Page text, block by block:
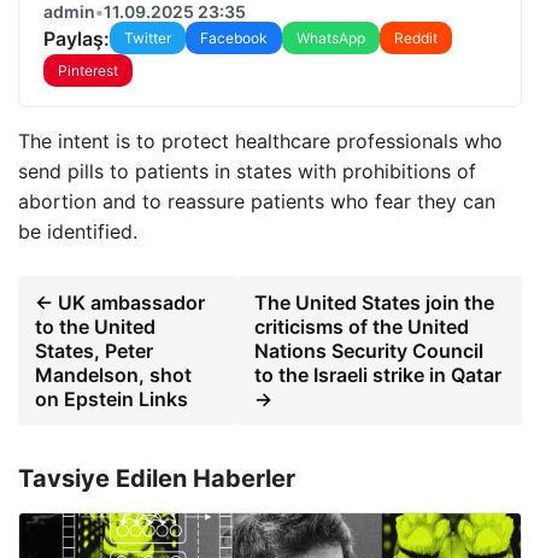
admin•11.09.2025 23:35
Paylaş: Twitter Facebook WhatsApp
Reddit
Pinterest
The intent is to protect healthcare professionals who
send pills to patients in states with prohibitions of
abortion and to reassure patients who fear they can
be identified.
← UK ambassador
to the United
States, Peter
Mandelson, shot
on Epstein Links
The United States join the
criticisms of the United
Nations Security Council
to the Israeli strike in Qatar
→
Tavsiye Edilen Haberler